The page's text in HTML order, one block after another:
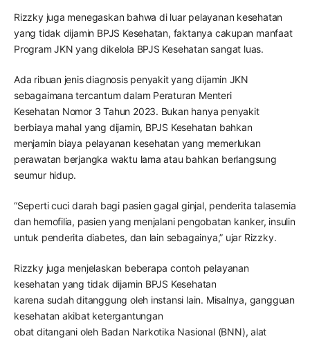
Rizzky juga menegaskan bahwa di luar pelayanan kesehatan
yang tidak dijamin BPJS Kesehatan, faktanya cakupan manfaat
Program JKN yang dikelola BPJS Kesehatan sangat luas.
Ada ribuan jenis diagnosis penyakit yang dijamin JKN
sebagaimana tercantum dalam Peraturan Menteri
Kesehatan Nomor 3 Tahun 2023. Bukan hanya penyakit
berbiaya mahal yang dijamin, BPJS Kesehatan bahkan
menjamin biaya pelayanan kesehatan yang memerlukan
perawatan berjangka waktu lama atau bahkan berlangsung
seumur hidup.
“Seperti cuci darah bagi pasien gagal ginjal, penderita talasemia
dan hemofilia, pasien yang menjalani pengobatan kanker, insulin
untuk penderita diabetes, dan lain sebagainya,” ujar Rizzky.
Rizzky juga menjelaskan beberapa contoh pelayanan
kesehatan yang tidak dijamin BPJS Kesehatan
karena sudah ditanggung oleh instansi lain. Misalnya, gangguan
kesehatan akibat ketergantungan
obat ditangani oleh Badan Narkotika Nasional (BNN), alat